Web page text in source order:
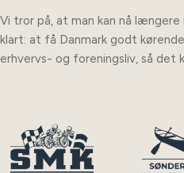
Vi tror på, at man kan nå
klart: at få Danmark godt
erhvervs- og foreningsliv, så det